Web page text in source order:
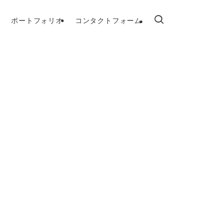
ポートフォリオ コンタクトフォーム